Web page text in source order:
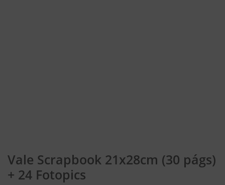
Vale Scrapbook 21x28cm (30 págs)
+ 24 Fotopics